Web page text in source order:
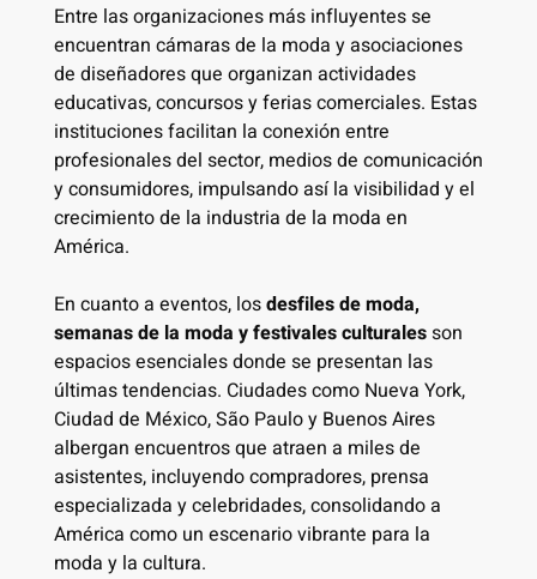
Entre las organizaciones más influyentes se
encuentran cámaras de la moda y asociaciones
de diseñadores que organizan actividades
educativas, concursos y ferias comerciales. Estas
instituciones facilitan la conexión entre
profesionales del sector, medios de comunicación
y consumidores, impulsando así la visibilidad y el
crecimiento de la industria de la moda en
América.
En cuanto a eventos, losdesfiles de moda,
semanas de la moda y festivales culturalesson
espacios esenciales donde se presentan las
últimas tendencias. Ciudades como Nueva York,
Ciudad de México, São Paulo y Buenos Aires
albergan encuentros que atraen a miles de
asistentes, incluyendo compradores, prensa
especializada y celebridades, consolidando a
América como un escenario vibrante para la
moda y la cultura.